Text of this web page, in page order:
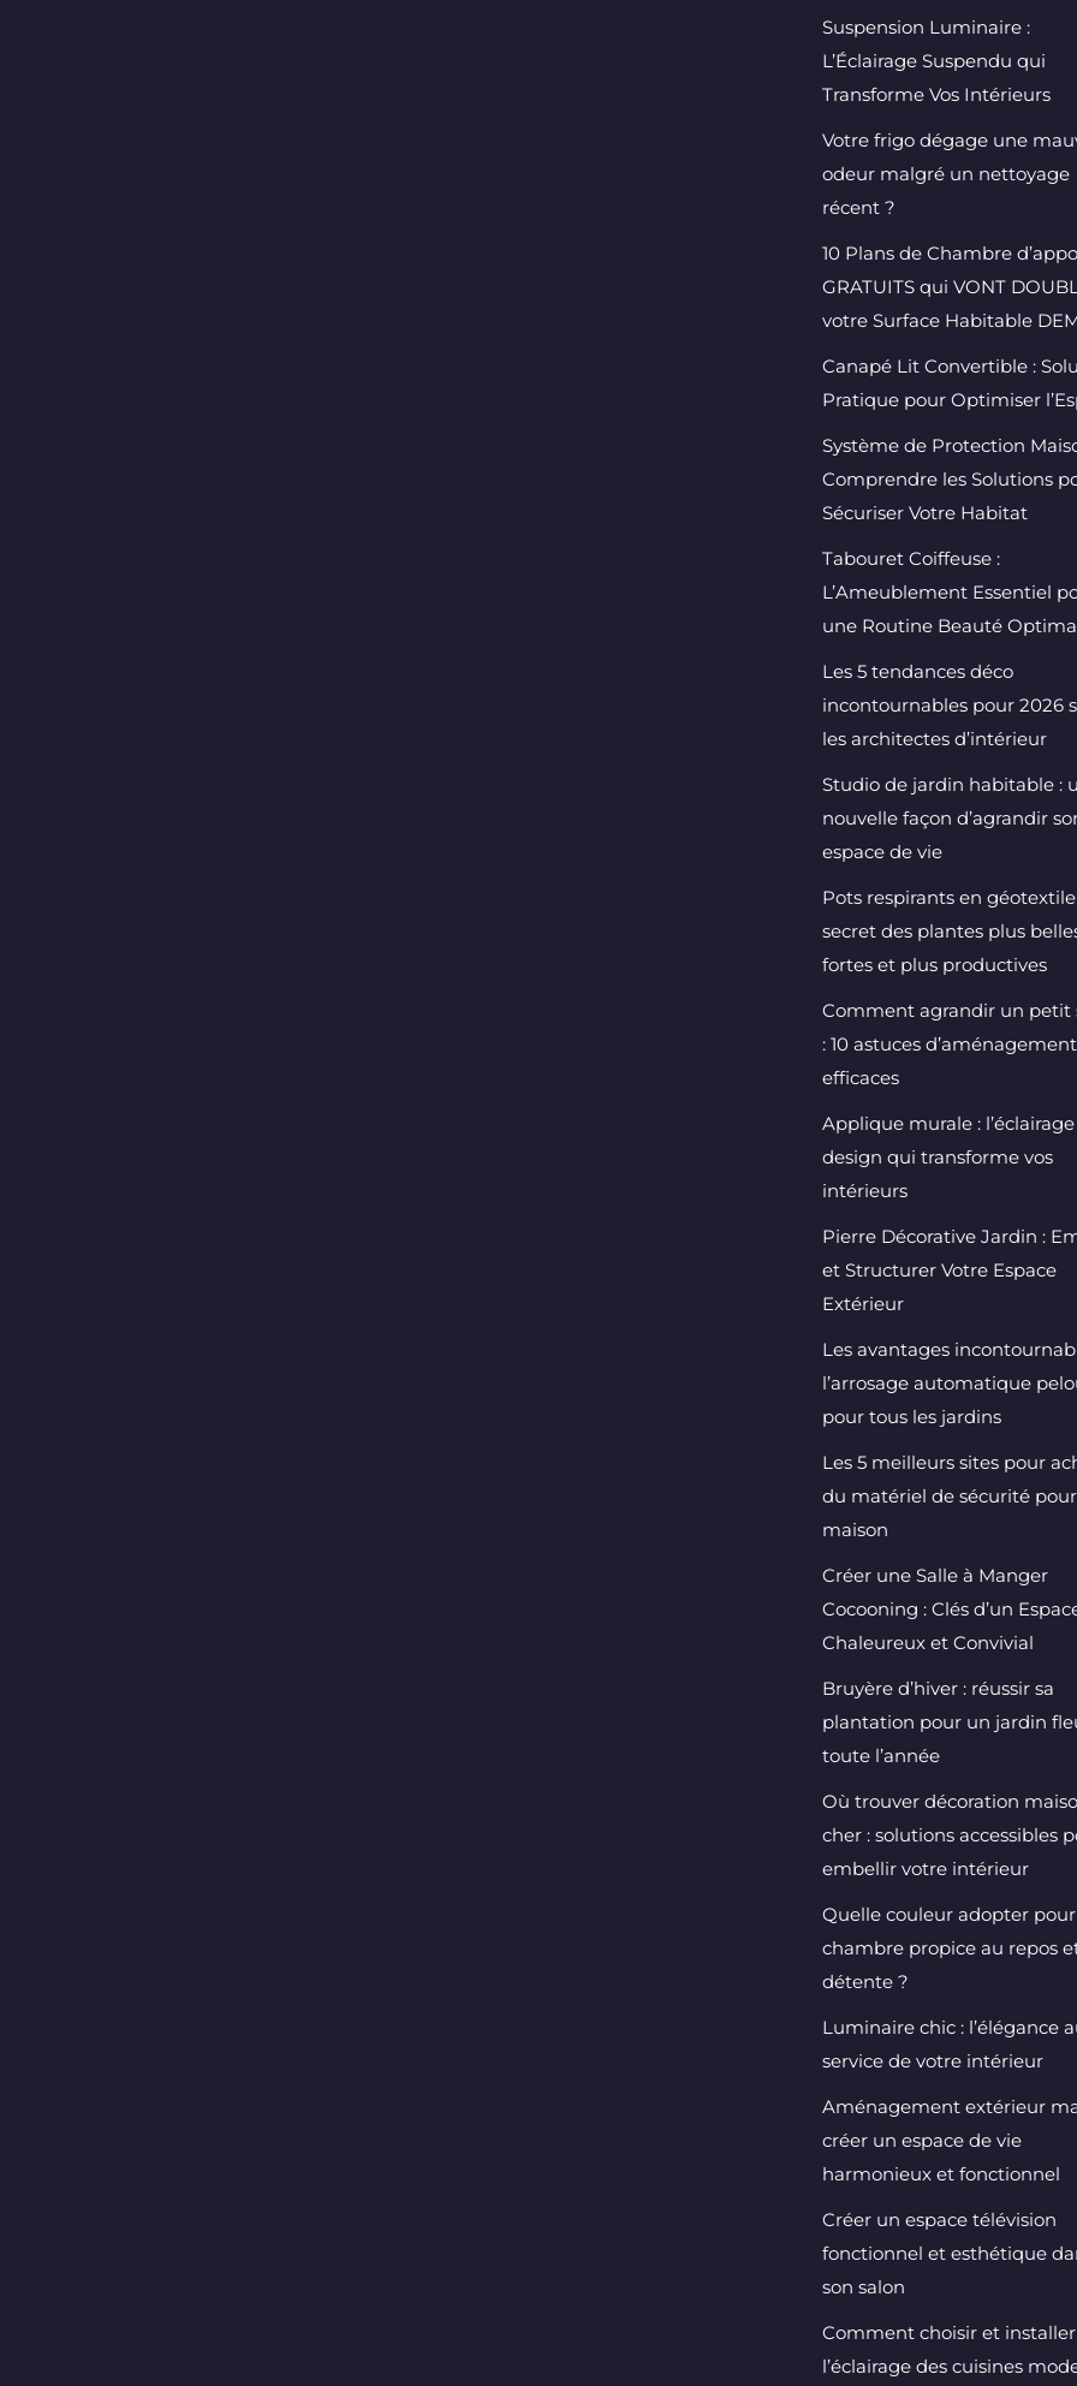
Suspension Luminaire :
L’Éclairage Suspendu qui
Transforme Vos Intérieurs
Votre frigo dégage une
odeur malgré un nettoyage
récent ?
10 Plans de Chambre
GRATUITS qui VONT
votre Surface Habitable
Canapé Lit Convertible :
Pratique pour Optimiser
Système de Protection
Comprendre les Solutions
Sécuriser Votre Habitat
Tabouret Coiffeuse :
L’Ameublement Essentiel
une Routine Beauté
Les 5 tendances déco
incontournables pour 2026
les architectes d’intérieur
Studio de jardin habitable :
nouvelle façon d’agrandir
espace de vie
Pots respirants en géotextile
secret des plantes plus
fortes et plus productives
Comment agrandir un petit
: 10 astuces d’aménagement
efficaces
Applique murale : l’éclairage
design qui transforme vos
intérieurs
Pierre Décorative Jardin :
et Structurer Votre Espace
Extérieur
Les avantages
l’arrosage automatique
pour tous les jardins
Les 5 meilleurs sites pour
du matériel de sécurité
maison
Créer une Salle à Manger
Cocooning : Clés d’un
Chaleureux et Convivial
Bruyère d’hiver : réussir sa
plantation pour un jardin
toute l’année
Où trouver décoration
cher : solutions accessibles
embellir votre intérieur
Quelle couleur adopter
chambre propice au repos
détente ?
Luminaire chic : l’élégance
service de votre intérieur
Aménagement extérieur
créer un espace de vie
harmonieux et fonctionnel
Créer un espace télévision
fonctionnel et esthétique
son salon
Comment choisir et installer
l’éclairage des cuisines